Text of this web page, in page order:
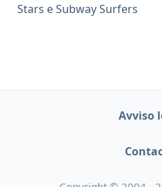
Stars e Subway Surfers
Avviso